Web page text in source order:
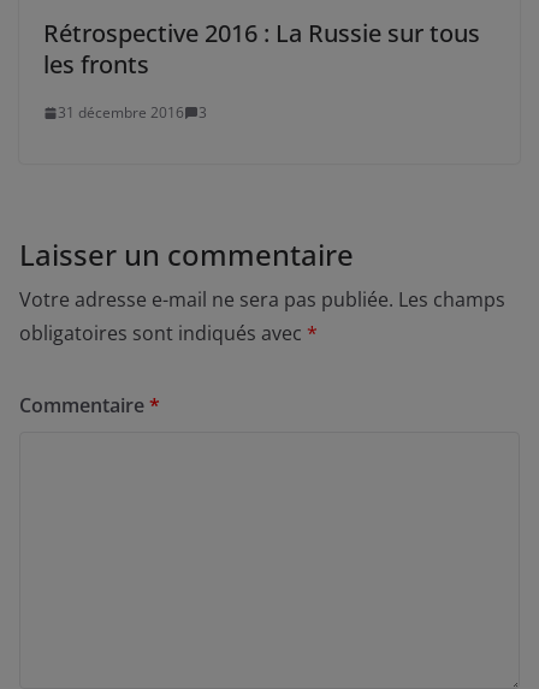
Rétrospective 2016 : La Russie sur tous
les fronts
31 décembre 2016 3
Laisser un commentaire
Votre adresse e-mail ne sera pas publiée. Les champs
obligatoires sont indiqués avec *
Commentaire*